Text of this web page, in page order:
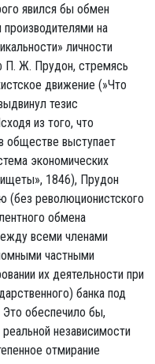
явился бы обмен
на
личности
П. Ж. Прудон, стремясь
движение (»Что
тезис
из того, что
обществе выступает
экономических
1846), Прудон
(без революционистского
обмена
всеми членами
частными
их деятельности при
банка под
обеспечило бы,
независимости
отмирание